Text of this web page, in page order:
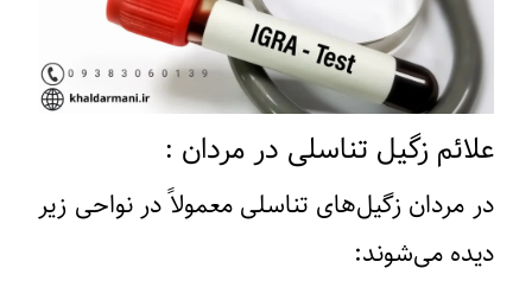
علائم زگیل تناسلی در مردان :
در مردان زگیل‌های تناسلی معمولاً در نواحی زیر
دیده می‌شوند: